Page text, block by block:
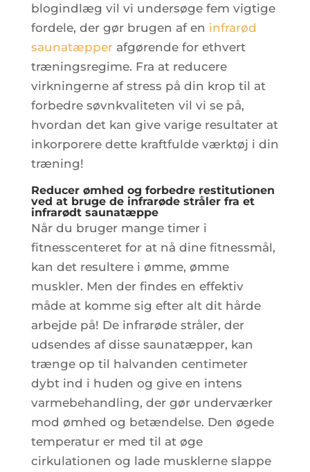
blogindlæg vil vi undersøge fem vigtige
fordele, der gør brugen af en infrarød
saunatæpperafgørende for ethvert
træningsregime. Fra at reducere
virkningerne af stress på din krop til at
forbedre søvnkvaliteten vil vi se på,
hvordan det kan give varige resultater at
inkorporere dette kraftfulde værktøj i din
træning!
Reducer ømhed og forbedre restitutionen
ved at bruge de infrarøde stråler fra et
infrarødt saunatæppe
Når du bruger mange timer i
fitnesscenteret for at nå dine fitnessmål,
kan det resultere i ømme, ømme
muskler. Men der findes en effektiv
måde at komme sig efter alt dit hårde
arbejde på! De infrarøde stråler, der
udsendes af disse saunatæpper, kan
trænge op til halvanden centimeter
dybt ind i huden og give en intens
varmebehandling, der gør underværker
mod ømhed og betændelse. Den øgede
temperatur er med til at øge
cirkulationen og lade musklerne slappe